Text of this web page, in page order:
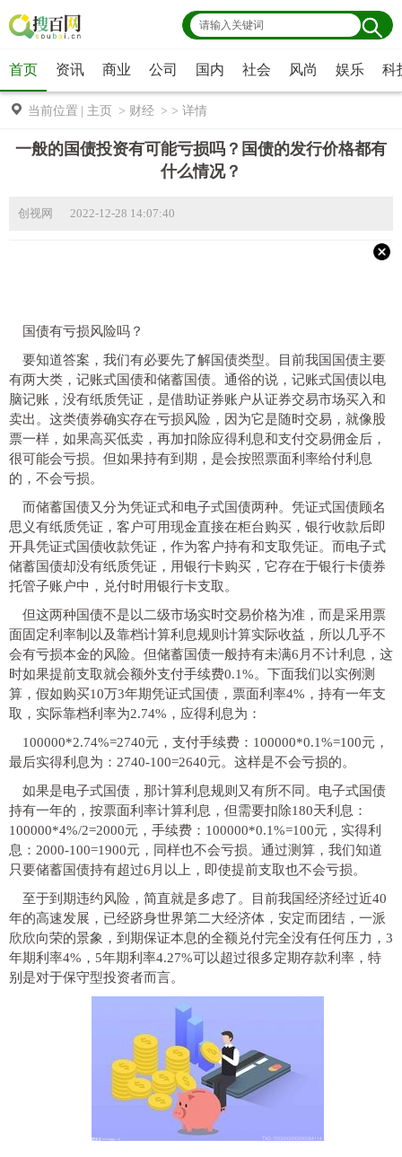
首页 资讯 商业 公司 国内 社会 风尚 娱乐 科
当前位置 主页 > 财经 > > 详情
一般的国债投资有可能亏损吗？国债的发行价格都有
什么情况？
创视网 2022-12-28 14:07:40
国债有亏损风险吗？
要知道答案，我们有必要先了解国债类型。目前我国国债主要
有两大类，记账式国债和储蓄国债。通俗的说，记账式国债以电
脑记账，没有纸质凭证，是借助证券账户从证券交易市场买入和
卖出。这类债券确实存在亏损风险，因为它是随时交易，就像 股
票一样，如果高买低卖，再加扣除应得利息和支付交易佣金后，
很可能会亏损。但如果持有到期，是会按照票面利率给付利息
的，不会亏损。
而储蓄国债又分为凭证式和电子式国债两种。凭证式国债顾名
思义有纸质凭证，客户可用现金直接在柜台购买，银行收款后即
开具凭证式国债收款凭证，作为客户持有和支取凭证。而电子式
储蓄国债却没有纸质凭证，用银行卡购买，它存在于银行卡债券
托管子账户中，兑付时用银行卡支取。
但这两种国债不是以二级市场实时交易价格为准，而是采用票
面固定利率制以及靠档计算利息规则计算实际收益，所以几乎不
会有亏损本金的风险。但储蓄国债一般持有未满6月不计利息，这
时如果提前支取就会额外支付手续费0.1%。下面我们以实例测
算，假如购买10万3年期凭证式国债，票面利率4%，持有一年支
取，实际靠档利率为2.74%，应得利息为：
100000*2.74%=2740元，支付手续费：100000*0.1%=100元，
最后实得利息为：2740-100=2640元。这样是不会亏损的。
如果是电子式国债，那计算利息规则又有所不同。电子式国债
持有一年的，按票面利率计算利息，但需要扣除180天利息：
100000*4%/2=2000元，手续费：100000*0.1%=100元，实得利
息：2000-100=1900元，同样也不会亏损。通过测算，我们知道
只要储蓄国债持有超过6月以上，即使提前支取也不会亏损。
至于到期违约风险，简直就是多虑了。目前我国经济经过近40
年的高速发展，已经跻身世界第二大经济体，安定而团结，一派
欣欣向荣的景象，到期保证本息的全额兑付完全没有任何压力，3
年期利率4%，5年期利率4.27%可以超过很多定期存款利率，特
别是对于保守型投资者而言。